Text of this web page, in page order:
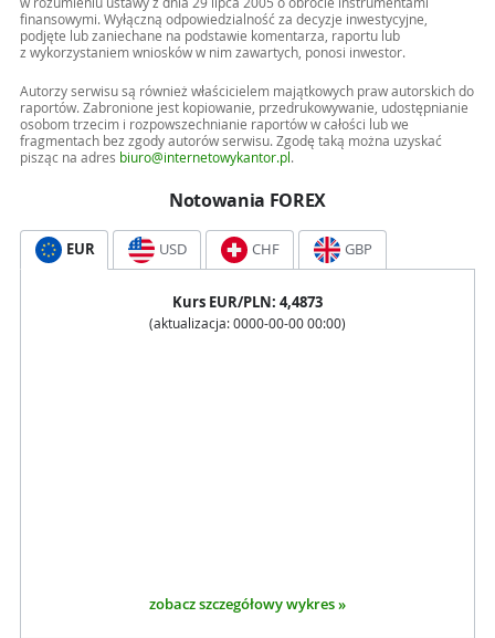
finansowymi. Wyłączną odpowiedzialność za decyzje inwestycyjne,
podjęte lub zaniechane na podstawie komentarza, raportu lub
z wykorzystaniem wniosków w nim zawartych, ponosi inwestor.
Autorzy serwisu są również właścicielem majątkowych praw autorskich do
raportów. Zabronione jest kopiowanie, przedrukowywanie, udostępnianie
osobom trzecim i rozpowszechnianie raportów w całości lub we
fragmentach bez zgody autorów serwisu. Zgodę taką można uzyskać
pisząc na adres biuro@internetowykantor.pl .
Notowania FOREX
EUR USD CHF GBP
Kurs EUR/PLN: 4,4873
(aktualizacja: 0000-00-00 00:00)
zobacz szczegółowy wykres »